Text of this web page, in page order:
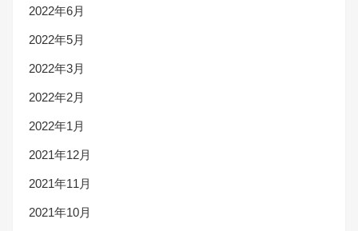
2022年6月
2022年5月
2022年3月
2022年2月
2022年1月
2021年12月
2021年11月
2021年10月